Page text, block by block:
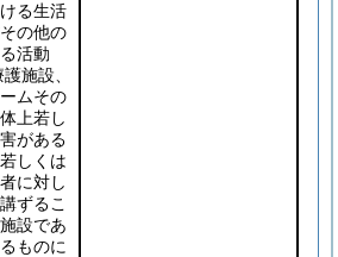
る生活
の他の
活動
施設、
ムその
上若し
がある
しくは
に対し
ずるこ
設であ
ものに